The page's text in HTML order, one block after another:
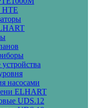
HTE
насосами
ELHART
UDS.12